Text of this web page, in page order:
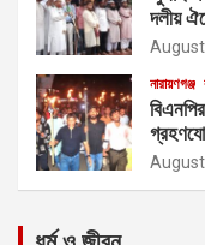
দলীয়
নারায়ণগঞ্জ